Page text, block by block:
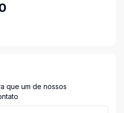
que um de nossos